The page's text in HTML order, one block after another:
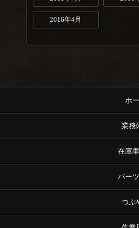
2016年4月
ホ
業務
在庫
パー
つぶ